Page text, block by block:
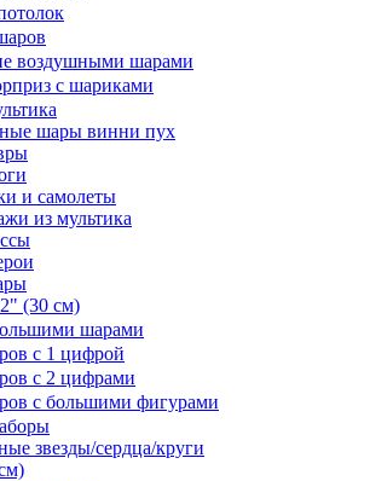
воздушными шарами
с шариками
шары винни пух
и самолеты
из мультика
(30 см)
шарами
с 1 цифрой
с 2 цифрами
с большими фигурами
звезды/сердца/круги